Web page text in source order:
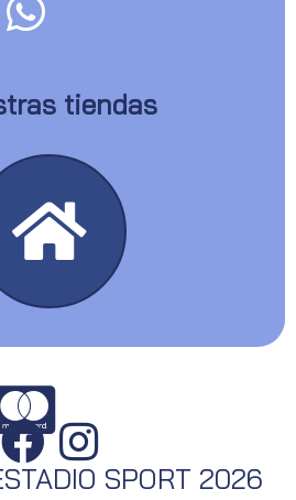
tiendas
SPORT 2026